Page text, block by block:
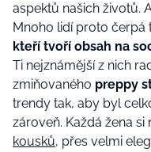
aspektů našich životů.
Mnoho lidí proto čerpá
kteří tvoří obsah na
Ti nejznámější z nich
zmiňovaného preppy
trendy tak, aby byl
zároveň. Každá žena
kousků, přes velmi